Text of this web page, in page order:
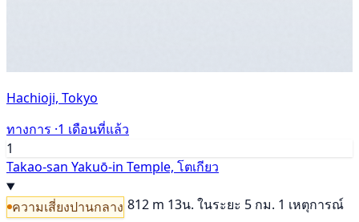
Hachioji, Tokyo
ทางการ ·1 เดือนที่แล้ว
1
Takao-san Yakuō-in Temple, โตเกียว
ความเสี่ยงปานกลาง 812 m 13น. ในระยะ 5 กม. 1 เหตุการณ์